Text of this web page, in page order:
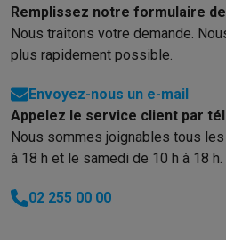
Remplissez notre formulaire
Nous traitons votre demande.
plus rapidement possible.
Envoyez-nous un e-mail
Appelez le service client par
Nous sommes joignables tous
à 18 h et le samedi de 10 h à 18 h.
02 255 00 00